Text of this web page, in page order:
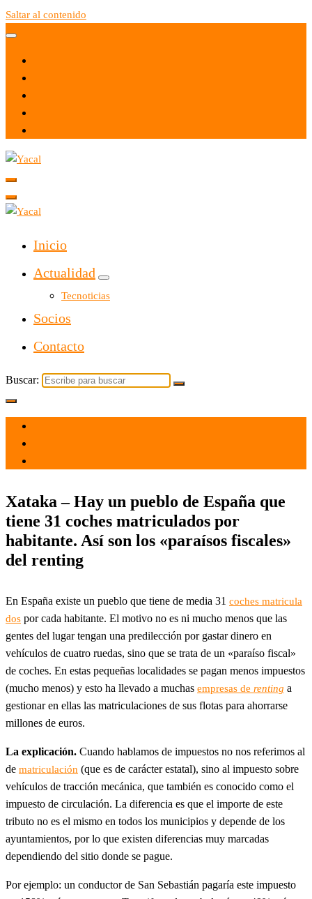
Saltar al contenido
Yacal micro hosting
Inicio
Actualidad
Tecnoticias
Socios
Contacto
Buscar:
Xataka – Hay un pueblo de España que
tiene 31 coches matriculados por
habitante. Así son los «paraísos fiscales»
del renting
En España existe un pueblo que tiene de media 31 coches matricula
dos por cada habitante. El motivo no es ni mucho menos que las
gentes del lugar tengan una predilección por gastar dinero en
vehículos de cuatro ruedas, sino que se trata de un «paraíso fiscal»
de coches. En estas pequeñas localidades se pagan menos impuestos
(mucho menos) y esto ha llevado a muchas empresas de renting a
gestionar en ellas las matriculaciones de sus flotas para ahorrarse
millones de euros.
La explicación. Cuando hablamos de impuestos no nos referimos al
de matriculación (que es de carácter estatal), sino al impuesto sobre
vehículos de tracción mecánica, que también es conocido como el
impuesto de circulación. La diferencia es que el importe de este
tributo no es el mismo en todos los municipios y depende de los
ayuntamientos, por lo que existen diferencias muy marcadas
dependiendo del sitio donde se pague.
Por ejemplo: un conductor de San Sebastián pagaría este impuesto